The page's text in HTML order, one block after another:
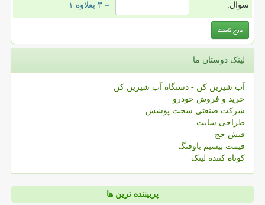
سوال: = ۳ بعلاوه ۱
لینک دوستان ما
آب شیرین کن - دستگاه آب شیرین کن
خرید و فروش خودرو
شرکت صنعتی سخت پوشش
طراحی سایت
فیش حج
قیمت بیسیم باوفنگ
کوتاه کننده لینک
پربیننده ترین ها